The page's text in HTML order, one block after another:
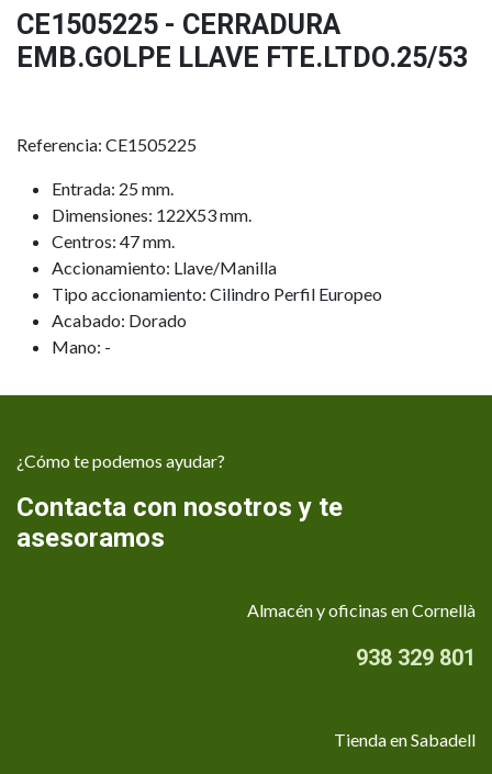
CE1505225 - CERRADURA
EMB.GOLPE LLAVE FTE.LTDO.25/53
Referencia: CE1505225
Entrada: 25 mm.
Dimensiones: 122X53 mm.
Centros: 47 mm.
Accionamiento: Llave/Manilla
Tipo accionamiento: Cilindro Perfil Europeo
Acabado: Dorado
Mano: -
¿Cómo te podemos ayudar?
Contacta con nosotros y te
asesoramos
Almacén y oficinas en Cornellà
938 329 801
Tienda en Sabadell